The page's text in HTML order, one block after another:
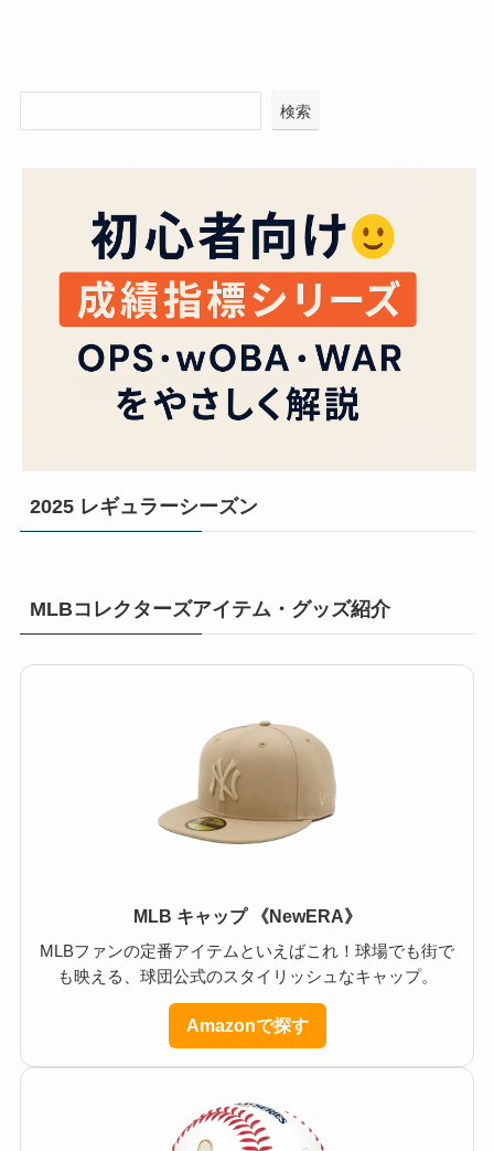
検索
2025 レギュラーシーズン
MLBコレクターズアイテム・グッズ紹介
MLB キャップ 《NewERA》
MLBファンの定番アイテムといえばこれ！球場でも街で
も映える、球団公式のスタイリッシュなキャップ。
Amazonで探す